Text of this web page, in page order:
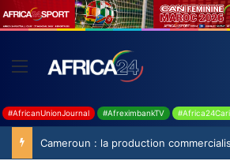
#AfricanUnionJournal #AfreximbankTV